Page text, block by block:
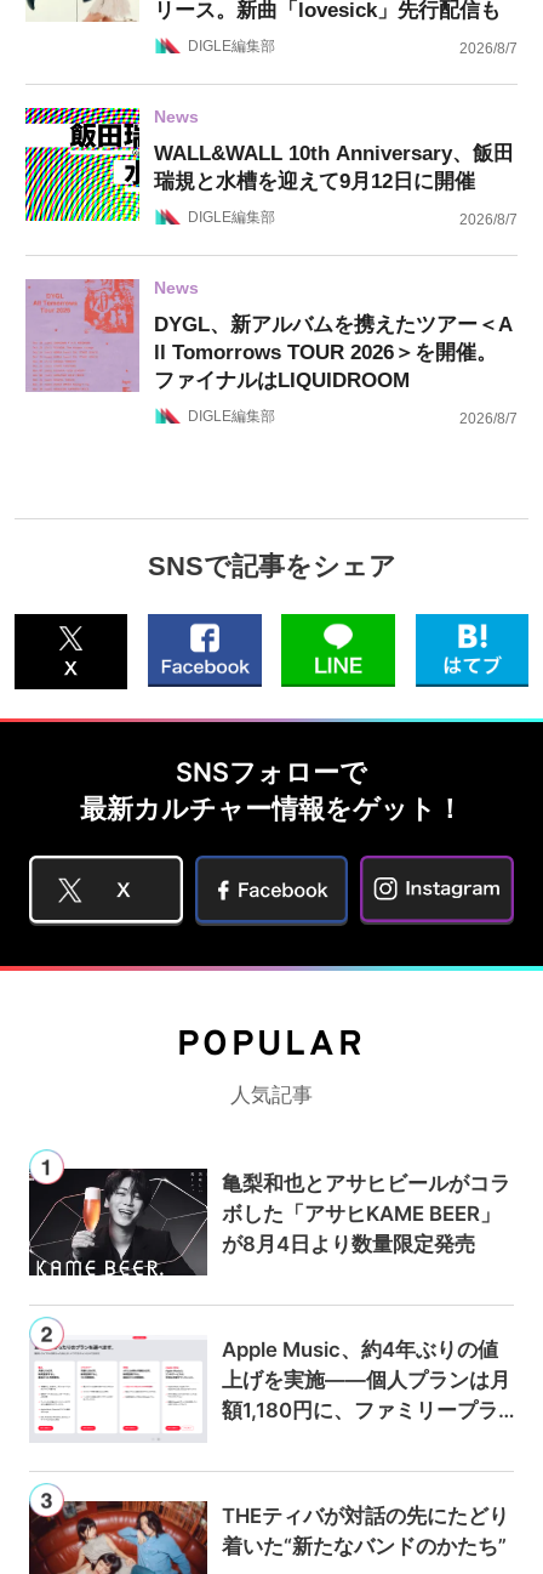
リース。新曲「lovesick」先行配信も
DIGLE編集部 2026/8/7
News
WALL&WALL 10th Anniversary、飯田
瑞規と水槽を迎えて9月12日に開催
DIGLE編集部 2026/8/7
News
DYGL、新アルバムを携えたツアー＜A
ll Tomorrows TOUR 2026＞を開催。
ファイナルはLIQUIDROOM
DIGLE編集部 2026/8/7
SNSで記事をシェア
SNSフォローで
最新カルチャー情報をゲット！
POPULAR
人気記事
亀梨和也とアサヒビールがコラ
ボした「アサヒKAME BEER」
が8月4日より数量限定発売
Apple Music、約4年ぶりの値
上げを実施——個人プランは月
額1,180円に、ファミリープラ
THEティバが対話の先にたどり
着いた“新たなバンドのかたち”